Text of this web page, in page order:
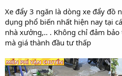
Xe đẩy 3 ngăn là dòng xe đẩy đồ
dụng phổ biến nhất hiện nay tại
nhà xưởng,.. . Không chỉ đảm
mà giá thành đầu tư thấp